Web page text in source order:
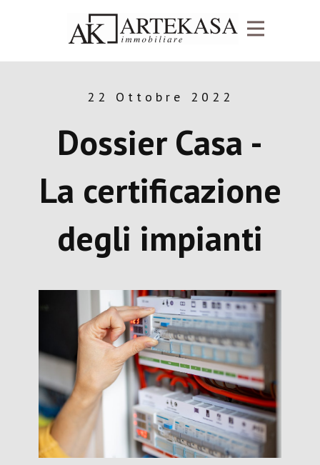
22 Ottobre 2022
Dossier Casa -
La certificazione
degli impianti